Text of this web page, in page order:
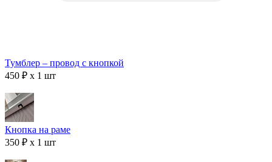
Тумблер – провод с кнопкой
450 ₽ x 1 шт
Кнопка на раме
350 ₽ x 1 шт